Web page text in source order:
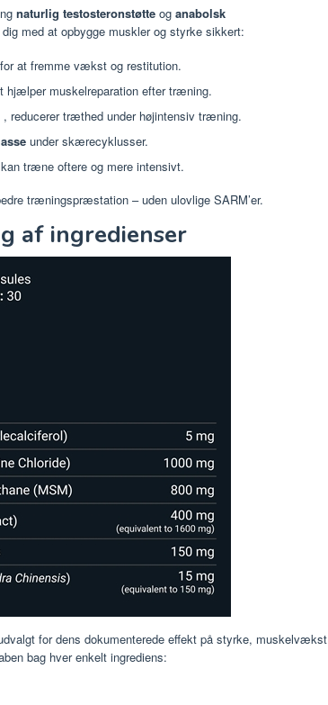
naturlig testosteronstøtte og anabolsk
med at opbygge muskler og styrke sikkert:
for at fremme vækst og restitution.
hjælper muskelreparation efter træning.
, reducerer træthed under højintensiv træning.
under skærecyklusser.
træne oftere og mere intensivt.
træningspræstation – uden ulovlige SARM’er.
af ingredienser
for dens dokumenterede effekt på styrke, muskelvækst
bag hver enkelt ingrediens: